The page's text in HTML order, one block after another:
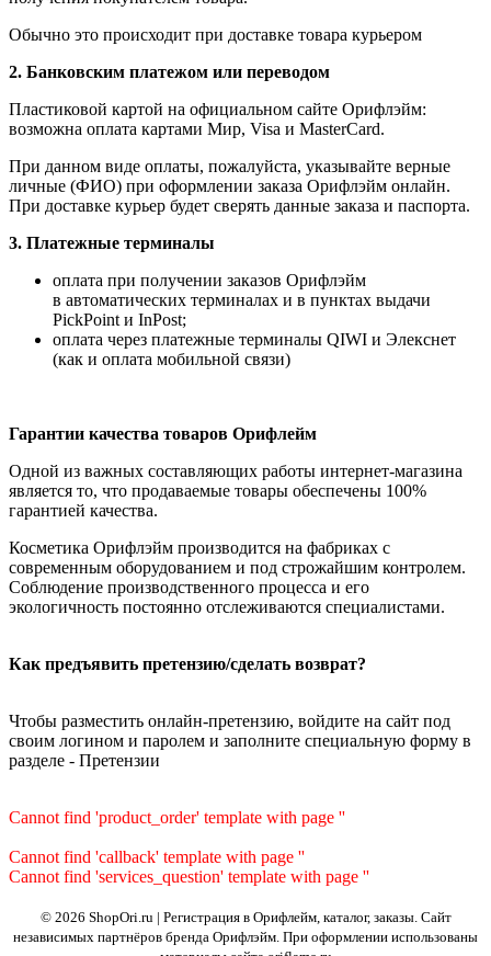
Обычно это происходит при доставке товара курьером
2. Банковским платежом или переводом
Пластиковой картой на официальном сайте Орифлэйм:
возможна оплата картами Мир, Visa и MasterCard.
При данном виде оплаты, пожалуйста, указывайте верные
личные (ФИО) при оформлении заказа Орифлэйм онлайн.
При доставке курьер будет сверять данные заказа и паспорта.
3. Платежные терминалы
оплата при получении заказов Орифлэйм
в автоматических терминалах и в пунктах выдачи
PickPoint и InPost;
оплата через платежные терминалы QIWI и Элекснет
(как и оплата мобильной связи)
Гарантии качества товаров Орифлейм
Одной из важных составляющих работы интернет-магазина
является то, что продаваемые товары обеспечены 100%
гарантией качества.
Косметика Орифлэйм производится на фабриках с
современным оборудованием и под строжайшим контролем.
Соблюдение производственного процесса и его
экологичность постоянно отслеживаются специалистами.
Как предъявить претензию/сделать возврат?
Чтобы разместить онлайн-претензию, войдите на сайт под
своим логином и паролем и заполните специальную форму в
разделе - Претензии
Cannot find 'product_order' template with page ''
Cannot find 'callback' template with page ''
Cannot find 'services_question' template with page ''
© 2026 ShopOri.ru | Регистрация в Орифлейм, каталог, заказы. Сайт
независимых партнёров бренда Орифлэйм. При оформлении использованы